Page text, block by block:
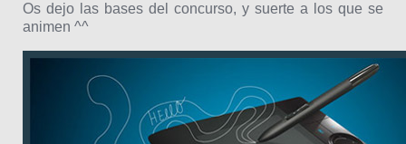
Os dejo las bases del concurso, y suerte a los que se
animen ^^